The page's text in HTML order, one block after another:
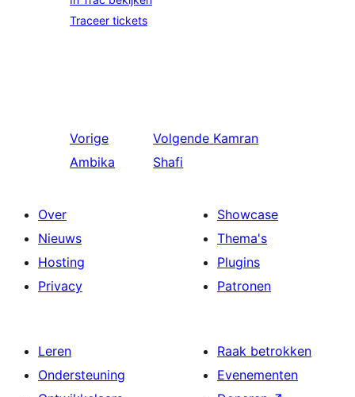
Traceer tickets
Vorige
Ambika
Volgende Kamran
Shafi
Over
Nieuws
Hosting
Privacy
Showcase
Thema's
Plugins
Patronen
Leren
Ondersteuning
Raak betrokken
Evenementen